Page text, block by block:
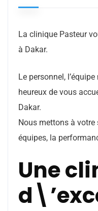
La clinique Pasteur
à Dakar.
Le personnel,
heureux de vous
Dakar.
Nous mettons à votre
équipes, la
Une